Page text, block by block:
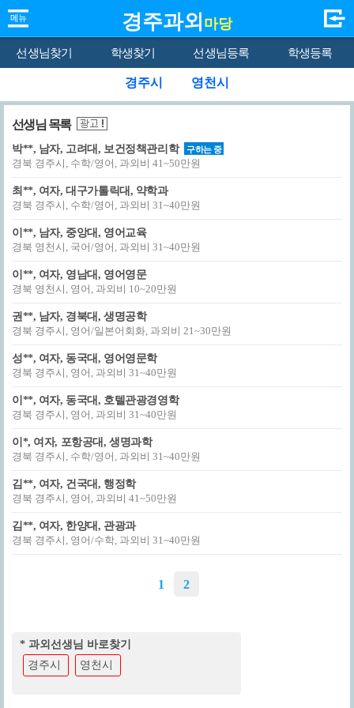
경주과외 마당
선생님찾기 학생찾기 선생님등록 학생등록
경주시 영천시
선생님 목록
박**, 남자, 고려대, 보건정책관리학 구하는 중
경북 경주시, 수학/영어, 과외비 41~50만원
최**, 여자, 대구가톨릭대, 약학과
경북 경주시, 수학/영어, 과외비 31~40만원
이**, 남자, 중앙대, 영어교육
경북 영천시, 국어/영어, 과외비 31~40만원
이**, 여자, 영남대, 영어영문
경북 영천시, 영어, 과외비 10~20만원
권**, 남자, 경북대, 생명공학
경북 경주시, 영어/일본어회화, 과외비 21~30만원
성**, 여자, 동국대, 영어영문학
경북 경주시, 영어, 과외비 31~40만원
이**, 여자, 동국대, 호텔관광경영학
경북 경주시, 영어, 과외비 31~40만원
이*, 여자, 포항공대, 생명과학
경북 경주시, 수학/영어, 과외비 31~40만원
김**, 여자, 건국대, 행정학
경북 경주시, 영어, 과외비 41~50만원
김**, 여자, 한양대, 관광과
경북 경주시, 영어/수학, 과외비 31~40만원
1 2
* 과외선생님 바로찾기
경주시
영천시